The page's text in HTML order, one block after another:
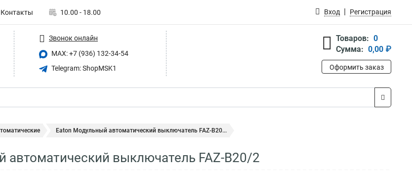
Контакты 10.00 - 18.00 Вход Регистрация
Звонок онлайн
MAX: +7 (936) 132-34-54
Telegram: ShopMSK1
Товаров: 0
Сумма: 0,00 ₽
Оформить заказ
Eaton Модульный автоматический выключатель FAZ-B20...
автоматический выключатель FAZ-B20/2